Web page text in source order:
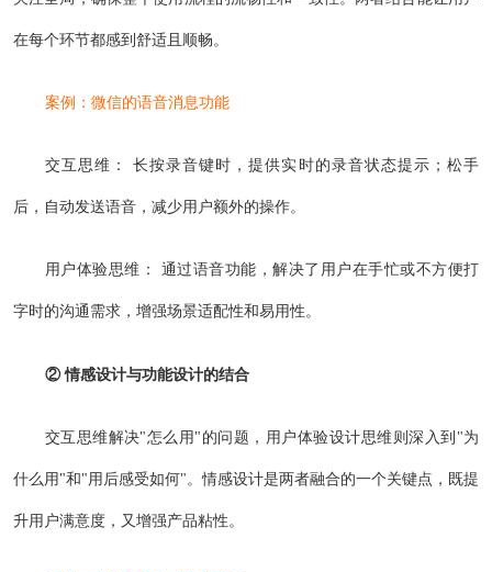
在每个环节都感到舒适且顺畅。
案例：微信的语音消息功能
交互思维： 长按录音键时，提供实时的录音状态提示；松手
后，自动发送语音，减少用户额外的操作。
用户体验思维： 通过语音功能，解决了用户在手忙或不方便打
字时的沟通需求，增强场景适配性和易用性。
② 情感设计与功能设计的结合
交互思维解决"怎么用"的问题，用户体验设计思维则深入到"为
什么用"和"用后感受如何"。情感设计是两者融合的一个关键点，既提
升用户满意度，又增强产品粘性。